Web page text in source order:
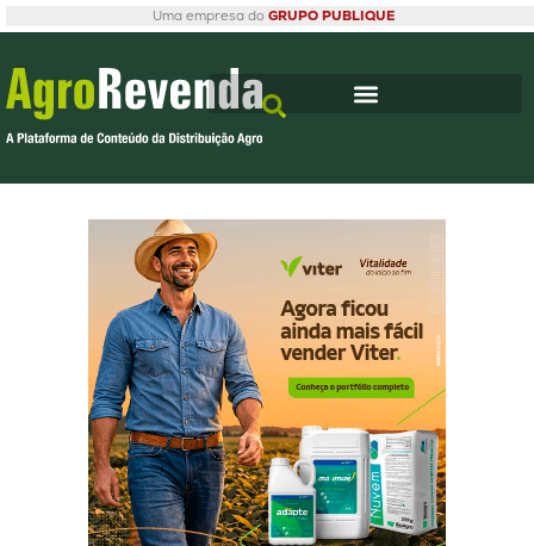
Uma empresa do GRUPO PUBLIQUE